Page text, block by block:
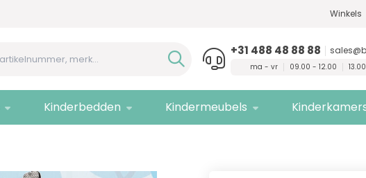
bezorging
Winkels
+31 488 48 88 88
ma - vr 09.00 - 12.00
Kinderbedden Kindermeubels